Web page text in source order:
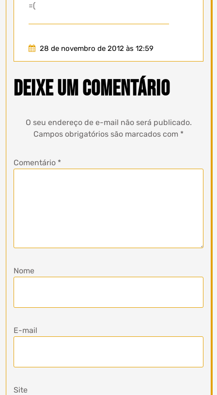
28 de novembro de 2012 às 12:59
=(
Deixe um comentário
O seu endereço de e-mail não será publicado.
Campos obrigatórios são marcados com *
Comentário *
Nome
E-mail
Site